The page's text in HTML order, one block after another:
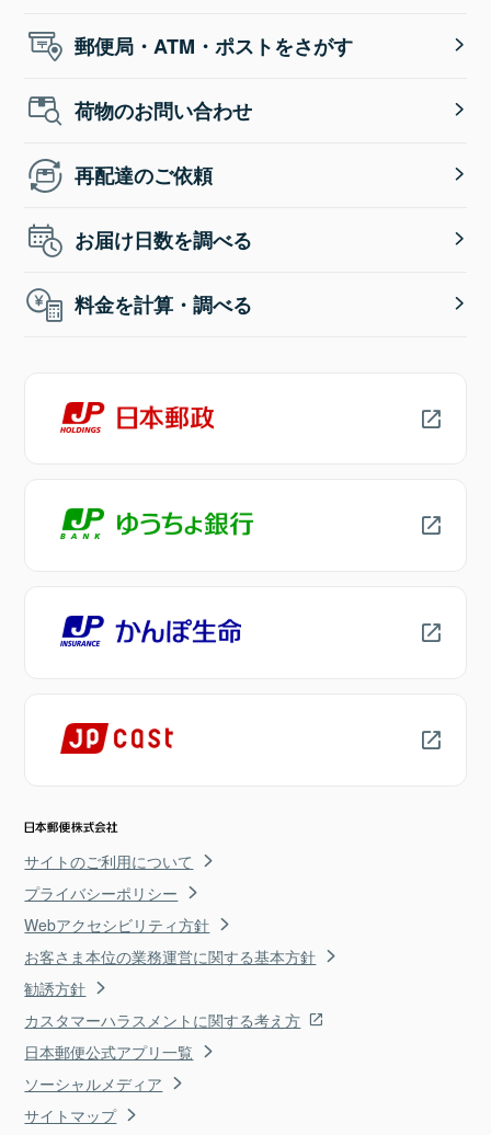
郵便局・ATM・ポストをさがす
荷物のお問い合わせ
再配達のご依頼
お届け日数を調べる
料金を計算・調べる
サイトのご利用について
プライバシーポリシー
Webアクセシビリティ方針
お客さま本位の業務運営に関する基本方針
勧誘方針
カスタマーハラスメントに関する考え方
日本郵便公式アプリ一覧
ソーシャルメディア
サイトマップ